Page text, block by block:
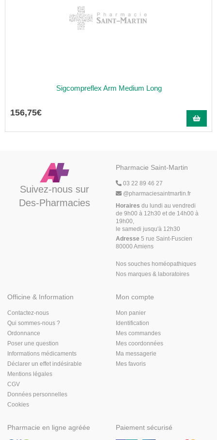
Sigcompreflex Arm Medium Long
156,75€
Suivez-nous sur
Des-Pharmacies
Pharmacie Saint-Martin
03 22 89 46 27
@pharmaciesaintmartin.fr
Horaires du lundi au vendredi
de 9h00 à 12h30 et de 14h00 à
19h00,
le samedi jusqu'à 12h30
Adresse 5 rue Saint-Fuscien
80000 Amiens
Nos souches homéopathiques
Nos marques & laboratoires
Officine & Information
Contactez-nous
Qui sommes-nous ?
Ordonnance
Poser une question
Informations médicaments
Déclarer un effet indésirable
Mentions légales
CGV
Données personnelles
Cookies
Mon compte
Mon panier
Identification
Mes commandes
Mes coordonnées
Ma messagerie
Mes favoris
Pharmacie en ligne agréée Paiement sécurisé